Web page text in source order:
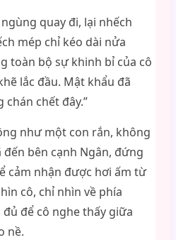
quay đi, lại nhếch
mép chỉ kéo dài nửa
toàn bộ sự khinh bỉ của cô
lắc đầu. Mật khẩu đã
chán chết đây.”
như một con rắn, không
bên cạnh Ngân, đứng
cảm nhận được hơi ấm từ
cô, chỉ nhìn về phía
để cô nghe thấy giữa
nề.